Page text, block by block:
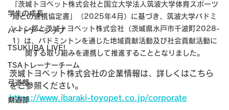
学生の成長
パートナーシップ
TSUKUBA LIVE!
TSAトレーナーチーム
弓道部
剣道部
「茨城トヨペット株式会社と国立大学法人筑波大学体育スポーツ
局との連携協定書」（2025年4月）に基づき、筑波大学バドミ
ントン部と茨城トヨペット株式会社（茨城県水戸市千波町2028-
1）は、バドミントンを通じた地域貢献活動及び社会貢献活動に
関する取り組みを連携して推進することとなりました。
茨城トヨペット株式会社の企業情報は、詳しくはこちら
をご参照ください。
https://www.ibaraki-toyopet.co.jp/corporate